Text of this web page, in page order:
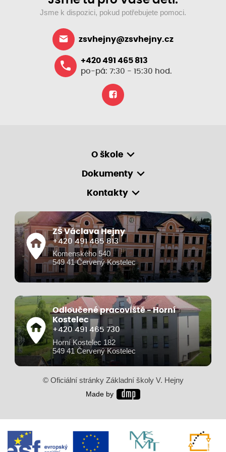
Jsme k dispozici, pokud potřebujete pomoci.
zsvhejny@zsvhejny.cz
+420 491 465 813
po-pá: 7:30 - 15:30 hod.
O škole
Dokumenty
Kontakty
ZŠ Václava Hejny
+420 491 465 813
Komenského 540
549 41 Červený Kostelec
Odloučené pracoviště - Horní
Kostelec
+420 491 465 730
Horní Kostelec 182
549 41 Červený Kostelec
© Oficiální stránky Základní školy V. Hejny
Made by